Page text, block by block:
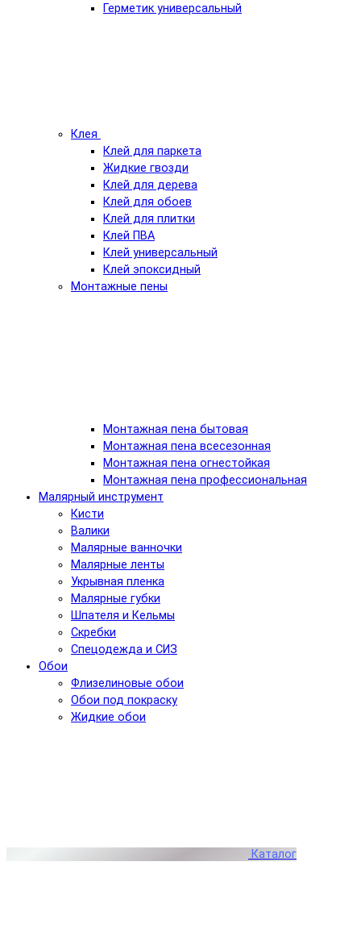
Герметик универсальный
Клея
Клей для паркета
Жидкие гвозди
Клей для дерева
Клей для обоев
Клей для плитки
Клей ПВА
Клей универсальный
Клей эпоксидный
Монтажные пены
Монтажная пена бытовая
Монтажная пена всесезонная
Монтажная пена огнестойкая
Монтажная пена профессиональная
Малярный инструмент
Кисти
Валики
Малярные ванночки
Малярные ленты
Укрывная пленка
Малярные губки
Шпателя и Кельмы
Скребки
Спецодежда и СИЗ
Обои
Флизелиновые обои
Обои под покраску
Жидкие обои
Каталог